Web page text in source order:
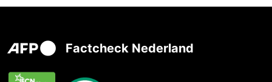
Factcheck Nederland